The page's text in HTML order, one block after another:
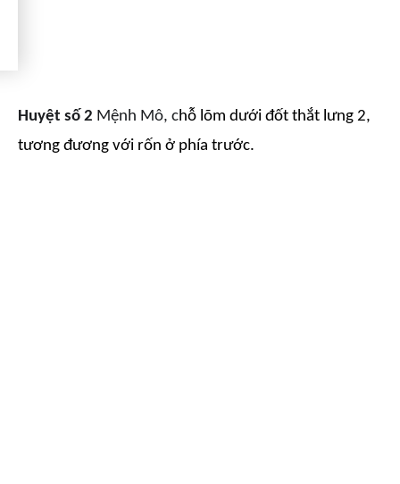
Huyệt số 2 Mệnh Mô, chỗ lõm dưới đốt thắt lưng 2,
tương đương với rốn ở phía trước.